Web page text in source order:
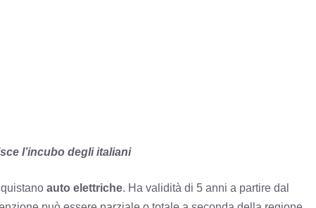
l’incubo degli italiani
auto elettriche. Ha validità di 5 anni a partire dal